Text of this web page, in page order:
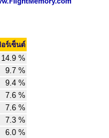
อร์เซ็นต์
14.9 %
9.7 %
9.4 %
7.6 %
7.6 %
7.3 %
6.0 %